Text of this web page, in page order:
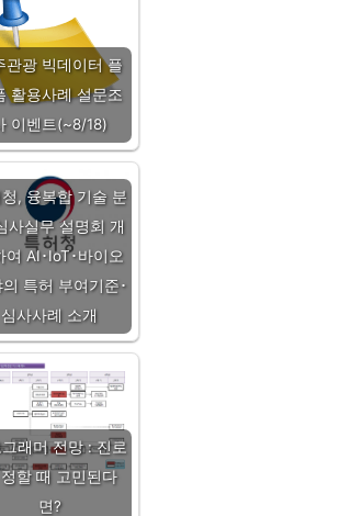
관광 빅데이터 플
활용사례 설문조
이벤트(~8/18)
, 융복합 기술 분
사실무 설명회 개
여 AI･IoT･바이오
의 특허 부여기준･
심사사례 소개
그래머 전망 : 진로
할 때 고민된다
면?